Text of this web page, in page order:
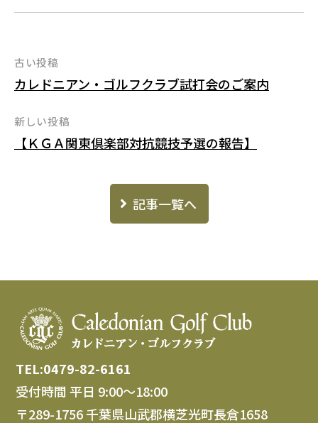
投
稿
ナ
ビ
ゲ
古い投稿
カレドニアン・ゴルフクラブ試打会のご案内
新しい投稿
【ＫＧＡ関東倶楽部対抗競技予選の報告】
記事一覧へ
TEL:0479-82-6161
受付時間 平日 9:00～18:00
〒289-1756 千葉県山武郡横芝光町長倉1658